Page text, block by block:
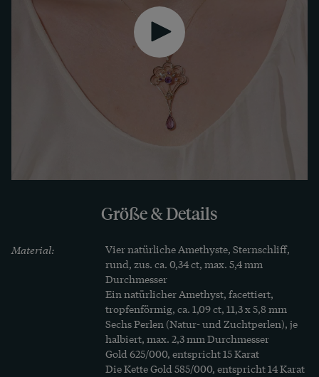
Größe & Details
Material:
Vier natürliche Amethyste, Sternschliff,
rund, zus. ca. 0,34 ct, max. 5,4 mm
Durchmesser
Ein natürlicher Amethyst, facettiert,
tropfenförmig, ca. 1,09 ct, 11,3 x 5,8 mm
Sechs Perlen (Natur- und Zuchtperlen), je
halbiert, max. 2,3 mm Durchmesser
Gold 625/000, entspricht 15 Karat
Die Kette Gold 585/000, entspricht 14 Karat